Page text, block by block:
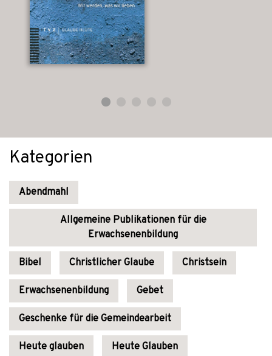
Kategorien
Abendmahl
Allgemeine Publikationen für die
Erwachsenenbildung
Bibel Christlicher Glaube Christsein
Erwachsenenbildung Gebet
Geschenke für die Gemeindearbeit
Heute glauben Heute Glauben